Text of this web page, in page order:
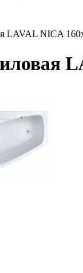
LAVAL NICA